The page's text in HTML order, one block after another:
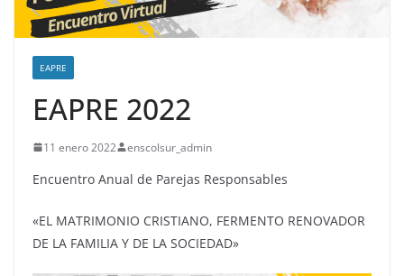
EAPRE
EAPRE 2022
11 enero 2022 enscolsur_admin
Encuentro Anual de Parejas Responsables
«EL MATRIMONIO CRISTIANO, FERMENTO RENOVADOR
DE LA FAMILIA Y DE LA SOCIEDAD»